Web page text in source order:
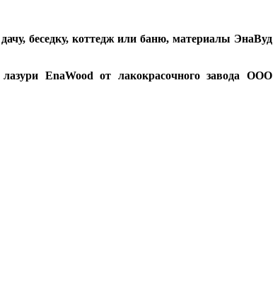
беседку, коттедж или баню, материалы ЭнаВуд
EnaWood от лакокрасочного завода ООО